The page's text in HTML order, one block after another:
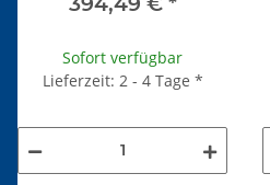
Sofort verfügbar
Lieferzeit: 2 - 4 Tage *